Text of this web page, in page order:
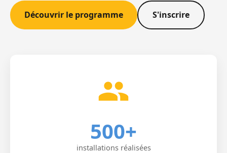
Découvrir le programme S'inscrire
500+
installations réalisées